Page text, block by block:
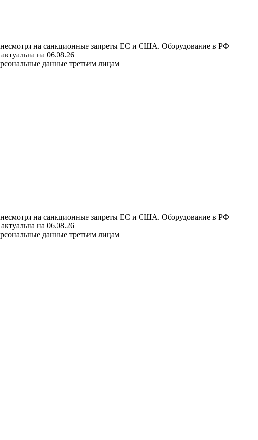
на санкционные запреты ЕС и США. Оборудование в РФ
на 06.08.26
данные третьим лицам
на санкционные запреты ЕС и США. Оборудование в РФ
на 06.08.26
данные третьим лицам